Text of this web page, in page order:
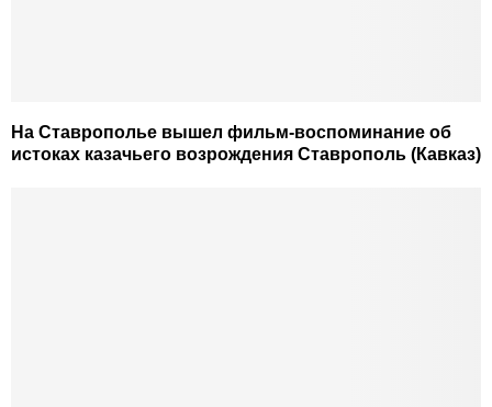
На Ставрополье вышел фильм-воспоминание об
истоках казачьего возрождения Ставрополь (Кавказ)